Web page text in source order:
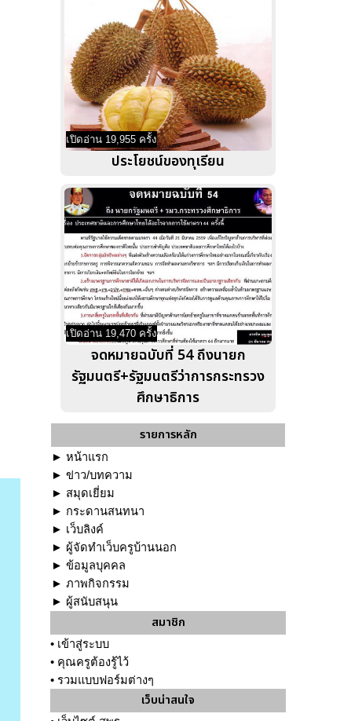
เปิดอ่าน 19,955 ครั้ง
ประโยชน์ของทุเรียน
เปิดอ่าน 19,470 ครั้ง
จดหมายฉบับที่ 54 ถึงนายก
รัฐมนตรี+รัฐมนตรีว่าการกระทรวง
ศึกษาธิการ
รายการหลัก
► หน้าแรก
► ข่าว/บทความ
► สมุดเยี่ยม
► กระดานสนทนา
► เว็บลิงค์
► ผู้จัดทำเว็บครูบ้านนอก
► ข้อมูลบุคคล
► ภาพกิจกรรม
► ผู้สนับสนุน
สมาชิก
• เข้าสู่ระบบ
• คุณครูต้องรู้ไว้
• รวมแบบฟอร์มต่างๆ
เว็บน่าสนใจ